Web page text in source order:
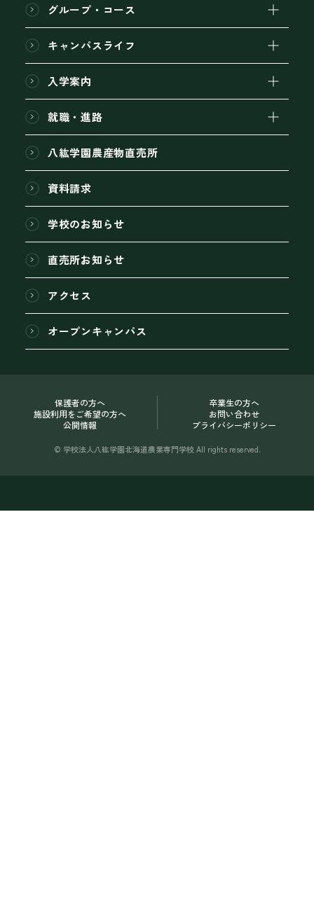
グループ・コース
キャンパスライフ
入学案内
就職・進路
八紘学園農産物直売所
資料請求
学校のお知らせ
直売所お知らせ
アクセス
オープンキャンパス
保護者の方へ
卒業生の方へ
施設利用をご希望の方へ
お問い合わせ
公開情報
プライバシーポリシー
© 学校法人八紘学園北海道農業専門学校 All rights reserved.